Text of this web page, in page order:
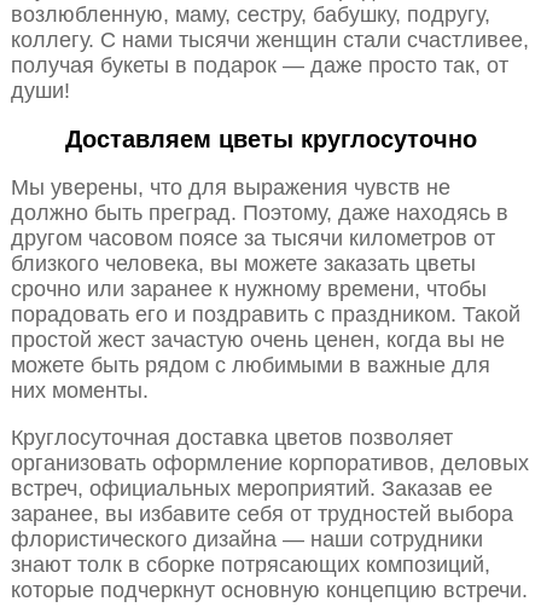
возлюбленную, маму, сестру, бабушку, подругу,
коллегу. С нами тысячи женщин стали счастливее,
получая букеты в подарок — даже просто так, от
души!
Доставляем цветы круглосуточно
Мы уверены, что для выражения чувств не
должно быть преград. Поэтому, даже находясь в
другом часовом поясе за тысячи километров от
близкого человека, вы можете заказать цветы
срочно или заранее к нужному времени, чтобы
порадовать его и поздравить с праздником. Такой
простой жест зачастую очень ценен, когда вы не
можете быть рядом с любимыми в важные для
них моменты.
Круглосуточная доставка цветов позволяет
организовать оформление корпоративов, деловых
встреч, официальных мероприятий. Заказав ее
заранее, вы избавите себя от трудностей выбора
флористического дизайна — наши сотрудники
знают толк в сборке потрясающих композиций,
которые подчеркнут основную концепцию встречи.